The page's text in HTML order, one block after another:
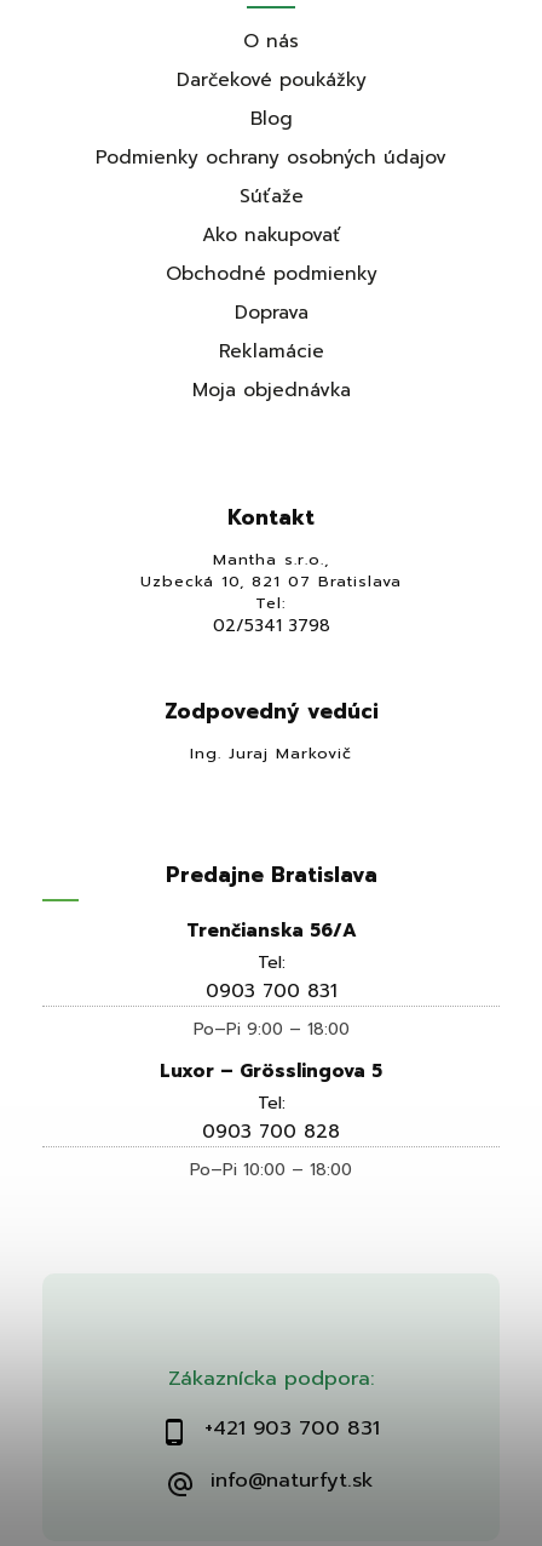
Zákaznícka podpora:
+421 903 700 831
info@naturfyt.sk
O nás
Darčekové poukážky
Blog
Podmienky ochrany osobných údajov
Súťaže
Ako nakupovať
Obchodné podmienky
Doprava
Reklamácie
Moja objednávka
Kontakt
Mantha s.r.o.,
Uzbecká 10, 821 07 Bratislava
Tel:
02/5341 3798
Zodpovedný vedúci
Ing. Juraj Markovič
Predajne Bratislava
Trenčianska 56/A
Tel:
0903 700 831
Po–Pi 9:00 – 18:00
Luxor – Grösslingova 5
Tel:
0903 700 828
Po–Pi 10:00 – 18:00